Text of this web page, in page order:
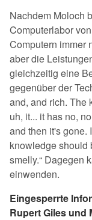
Nachdem Moloch
Computerlabor
Computern immer
aber die
gleichzeitig eine
gegenüber der
and, and rich. The
uh, it... it has no,
and then it's gone.
knowledge should
smelly.“ Dagegen
einwenden.
Eingesperrte
Rupert Giles und